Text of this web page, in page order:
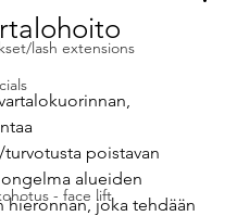
lash extensions
- face lift
poistavan
alueiden
hieronnan, joka tehdään